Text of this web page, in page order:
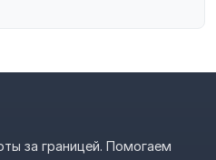
за границей. Помогаем